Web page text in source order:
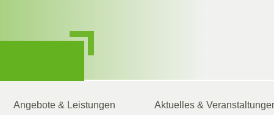
Angebote & Leistungen Aktuelles &